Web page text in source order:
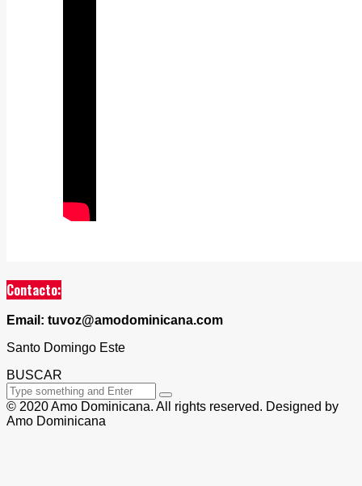
Contacto:
Email: tuvoz@amodominicana.com
Santo Domingo Este
BUSCAR
© 2020 Amo Dominicana. All rights reserved. Designed by
Amo Dominicana